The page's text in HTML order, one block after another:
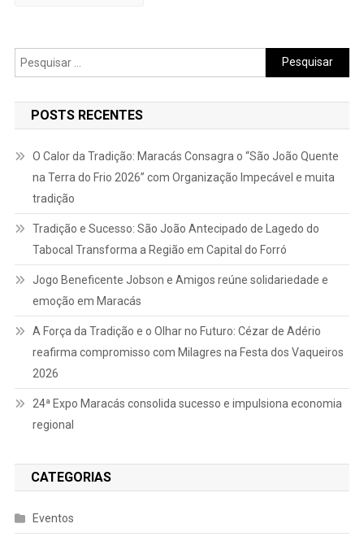
Pesquisar
por:
POSTS RECENTES
O Calor da Tradição: Maracás Consagra o “São João Quente
na Terra do Frio 2026” com Organização Impecável e muita
tradição
Tradição e Sucesso: São João Antecipado de Lagedo do
Tabocal Transforma a Região em Capital do Forró
Jogo Beneficente Jobson e Amigos reúne solidariedade e
emoção em Maracás
A Força da Tradição e o Olhar no Futuro: Cézar de Adério
reafirma compromisso com Milagres na Festa dos Vaqueiros
2026
24ª Expo Maracás consolida sucesso e impulsiona economia
regional
CATEGORIAS
Eventos